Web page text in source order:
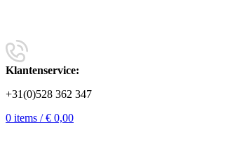
Klantenservice:
+31(0)528 362 347
0 items / € 0,00